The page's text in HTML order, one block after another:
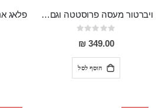
ויברטור מעסה פרוסטטה וגם לחדירה כפולה סופר מפנק מסיליקון רפואי , הטענה מגנטית עם שלט DRAGON
Rating:
0%
349.00 ₪
הוסף לסל